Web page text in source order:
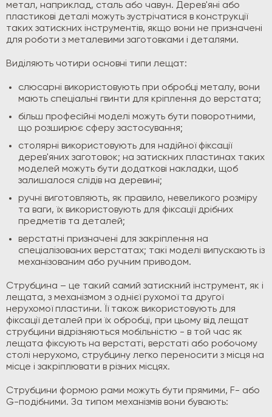
метал, наприклад, сталь або чавун. Дерев'яні або
пластикові деталі можуть зустрічатися в конструкції
таких затискних інструментів, якщо вони не призначені
для роботи з металевими заготовками і деталями.
Виділяють чотири основні типи лещат:
слюсарні використовують при обробці металу, вони
мають спеціальні гвинти для кріплення до верстата;
більш професійні моделі можуть бути поворотними,
що розширює сферу застосування;
столярні використовують для надійної фіксації
дерев'яних заготовок; на затискних пластинах таких
моделей можуть бути додаткові накладки, щоб
залишалося слідів на деревині;
ручні виготовляють, як правило, невеликого розміру
та ваги, їх використовують для фіксації дрібних
предметів та деталей;
верстатні призначені для закріплення на
спеціалізованих верстатах; такі моделі випускають із
механізованим або ручним приводом.
Струбцина – це такий самий затискний інструмент, як і
лещата, з механізмом з однієї рухомої та другої
нерухомої пластини. Її також використовують для
фіксації деталей при їх обробці, при цьому від лещат
струбцини відрізняються мобільністю - в той час як
лещата фіксують на верстаті, верстаті або робочому
столі нерухомо, струбцину легко переносити з місця на
місце і закріплювати в різних місцях.
Струбцини формою рами можуть бути прямими, F- або
G-подібними. За типом механізмів вони бувають: